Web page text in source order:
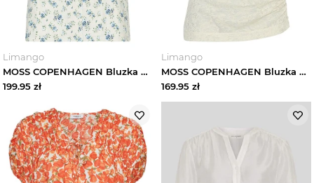
Limango
MOSS COPENHAGEN Bluzka w kolorze kremowym rozmiar: S
199.95 zł
Limango
MOSS COPENHAGEN Bluzka w kolorze kremowym rozmiar: XS / S
169.95 zł